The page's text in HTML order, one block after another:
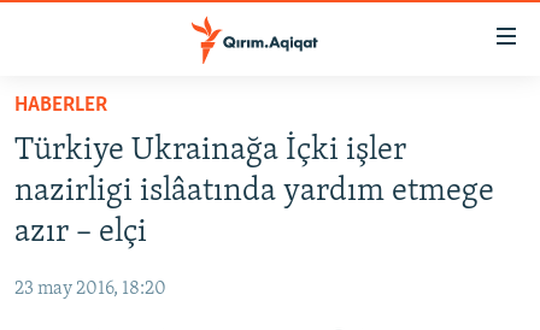
Esas
qaytmaq
Baş
navigatsiyağa
qaytmaq
Qıdıruvğa
qaytmaq
HABERLER
SİYASET
İQTİSADİYAT
MEDENİYET
HABERLER
Türkiye Ukrainağa İçki işler
nazirligi islâatında yardım etmege
azır – elçi
23 may 2016, 18:20